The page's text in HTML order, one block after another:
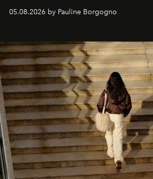
personnages continuent de susciter
05.08.2026 by Pauline Borgogno